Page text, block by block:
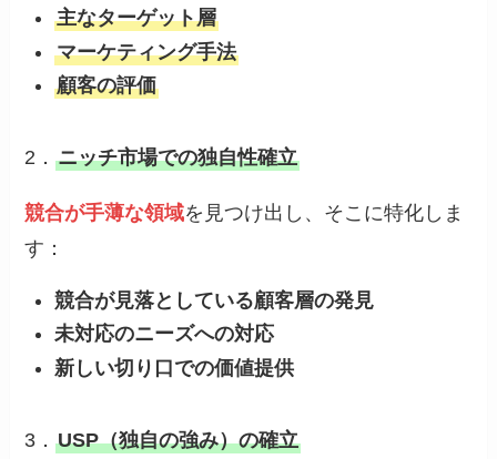
主なターゲット層
マーケティング手法
顧客の評価
2．ニッチ市場での独自性確立
競合が手薄な領域を見つけ出し、そこに特化しま
す：
競合が見落としている顧客層の発見
未対応のニーズへの対応
新しい切り口での価値提供
3．USP（独自の強み）の確立